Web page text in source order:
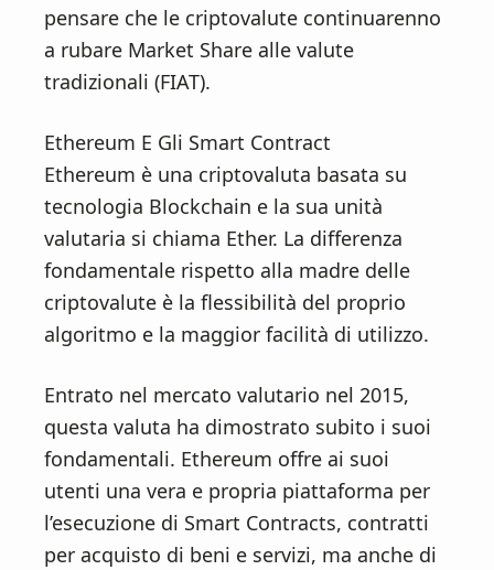
pensare che le criptovalute continuarenno
a rubare Market Share alle valute
tradizionali (FIAT).
Ethereum E Gli Smart Contract
Ethereum è una criptovaluta basata su
tecnologia Blockchain e la sua unità
valutaria si chiama Ether. La differenza
fondamentale rispetto alla madre delle
criptovalute è la flessibilità del proprio
algoritmo e la maggior facilità di utilizzo.
Entrato nel mercato valutario nel 2015,
questa valuta ha dimostrato subito i suoi
fondamentali. Ethereum offre ai suoi
utenti una vera e propria piattaforma per
l’esecuzione di Smart Contracts, contratti
per acquisto di beni e servizi, ma anche di